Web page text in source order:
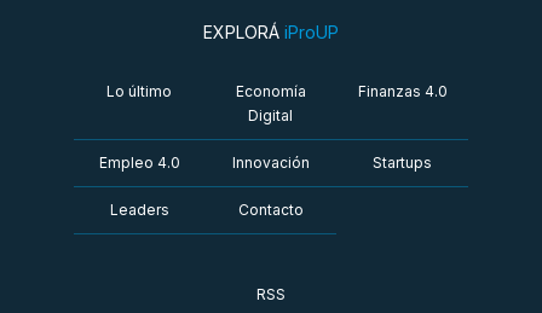
EXPLORÁ iProUP
Lo último
Economía
Digital
Finanzas 4.0
Empleo 4.0 Innovación Startups
Leaders Contacto
RSS